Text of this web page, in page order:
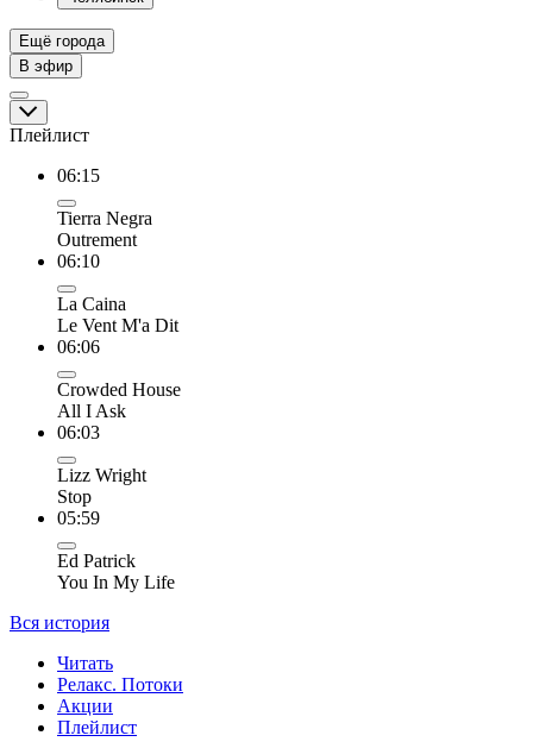
Ещё города
В эфир
Плейлист
06:15
Tierra Negra
Outrement
06:10
La Caina
Le Vent M'a Dit
06:06
Crowded House
All I Ask
06:03
Lizz Wright
Stop
05:59
Ed Patrick
You In My Life
Вся история
Читать
Релакс. Потоки
Акции
Плейлист